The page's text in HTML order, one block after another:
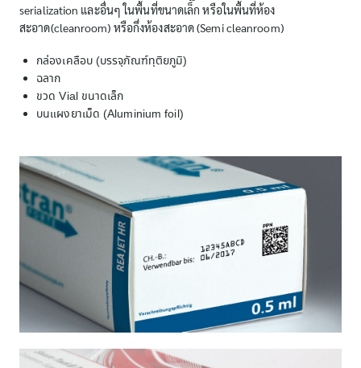
serialization และอื่นๆ ในพื้นที่ขนาดเล็ก หรือในพื้นที่ห้อง
สะอาด(cleanroom) หรือกึ่งห้องสะอาด (Semi cleanroom)
กล่องเคลือบ (บรรจุภัณฑ์ทุติยภูมิ)
ฉลาก
ขวด Vial ขนาดเล็ก
บนแผงยาเม็ด (Aluminium foil)